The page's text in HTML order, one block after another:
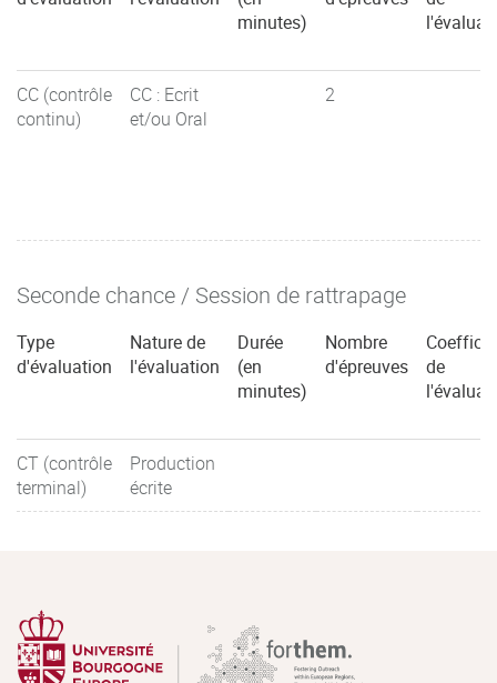
minutes)
CC (contrôle
continu)
CC : Ecrit
et/ou Oral
2
Seconde chance / Session de rattrapage
Type
d'évaluation
Nature de
l'évaluation
Durée
(en
minutes)
Nombre
d'épreuves
de
CT (contrôle
terminal)
Production
écrite